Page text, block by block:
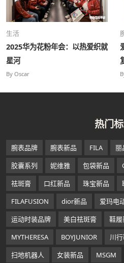
生活
2025华为花粉年会：以热爱织就
星河
By Oscar
热门
腕表品牌 腕表新品 FILA 丽
胶囊系列
妮维雅 包袋新品
祛斑膏
口红新品 珠宝新品
FILAFUSION
dior新品 爱玛电
运动时装品牌
美白祛斑膏 鞋履
MYTHERESA
BOYJUNIOR 川
扫地机器人
女装新品 MSGM